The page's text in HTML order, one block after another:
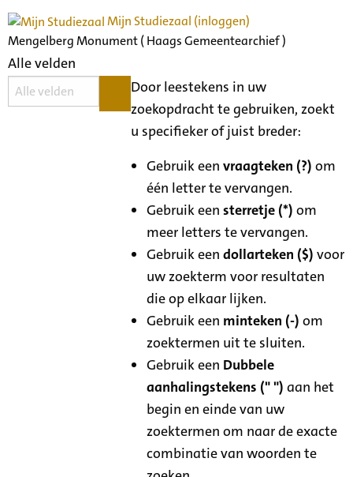
Mijn Studiezaal (inloggen)
Mengelberg Monument ( Haags Gemeentearchief )
Alle velden
Door leestekens in uw
zoekopdracht te gebruiken, zoekt
u specifieker of juist breder:
Gebruik eenvraagteken (?) om
één letter te vervangen.
Gebruik eensterretje (*) om
meer letters te vervangen.
Gebruik eendollarteken ($) voor
uw zoekterm voor resultaten
die op elkaar lijken.
Gebruik een minteken (-) om
zoektermen uit te sluiten.
Gebruik een Dubbele
aanhalingstekens (" ") aan het
begin en einde van uw
zoektermen om naar de exacte
combinatie van woorden te